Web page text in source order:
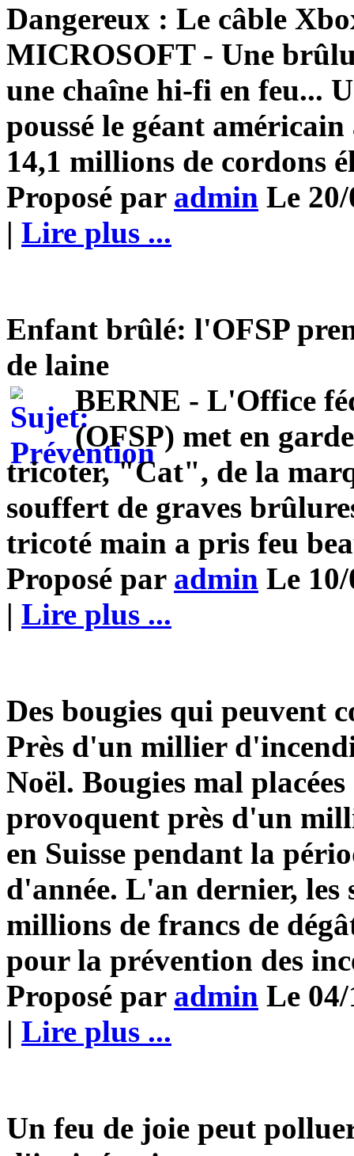
Dangereux : Le câble
MICROSOFT - Une
une chaîne hi-fi en feu...
poussé le géant
14,1 millions de cordons
Proposé par admin Le
| Lire plus ...
Enfant brûlé: l'OFSP
de laine
BERNE - L'Office
(OFSP) met en
tricoter, "Cat", de la
souffert de graves
tricoté main a pris feu
Proposé par admin Le
| Lire plus ...
Des bougies qui peuvent
Près d'un millier
Noël. Bougies mal
provoquent près d'un
en Suisse pendant la
d'année. L'an dernier, les
millions de francs de
pour la prévention des
Proposé par admin Le
| Lire plus ...
Un feu de joie peut